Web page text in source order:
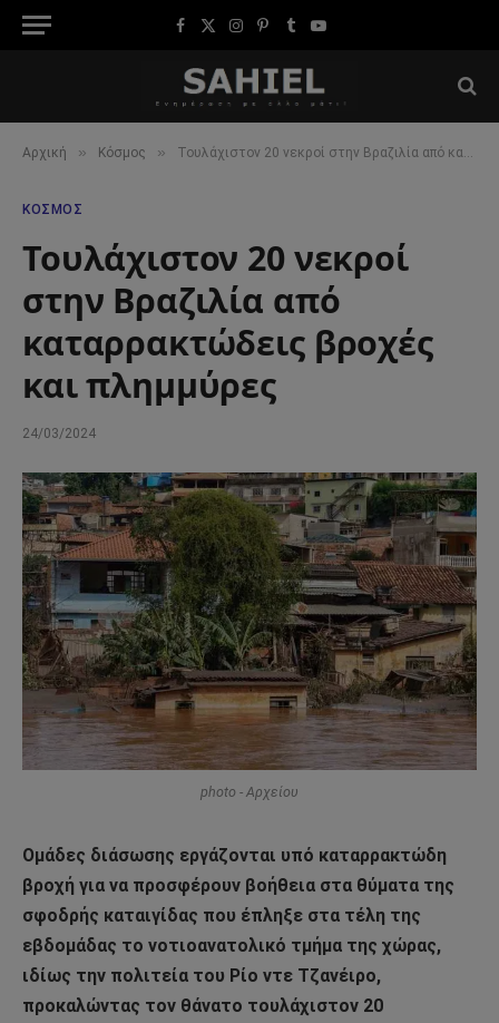
Facebook
X
Instagram
Pinterest
TumblrYouTube
Αρχική » Κόσμος » Τουλάχιστον 20 νεκροί στην Βραζιλία από καταρρακτώδεις βροχές και πλημμύρες
ΚΌΣΜΟΣ
Τουλάχιστον 20 νεκροί
στην Βραζιλία από
καταρρακτώδεις βροχές
και πλημμύρες
24/03/2024
photo - Αρχείου
Ομάδες διάσωσης εργάζονται υπό καταρρακτώδη
βροχή για να προσφέρουν βοήθεια στα θύματα της
σφοδρής καταιγίδας που έπληξε στα τέλη της
εβδομάδας το νοτιοανατολικό τμήμα της χώρας,
ιδίως την πολιτεία του Ρίο ντε Τζανέιρο,
προκαλώντας τον θάνατο τουλάχιστον 20